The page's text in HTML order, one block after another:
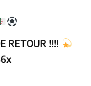
RETOUR !!!!